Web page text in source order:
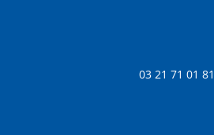
03 21 71 01 81